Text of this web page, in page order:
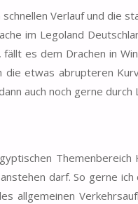
Verlauf und die
im Legoland
es dem Drachen in
etwas abrupteren
auch noch gerne
darf. So gerne
allgemeinen